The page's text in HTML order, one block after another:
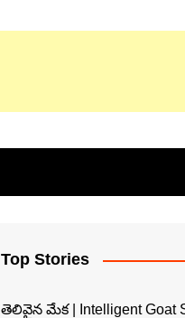
Top Stories
తెలివైన మేక | Intelligent Goat